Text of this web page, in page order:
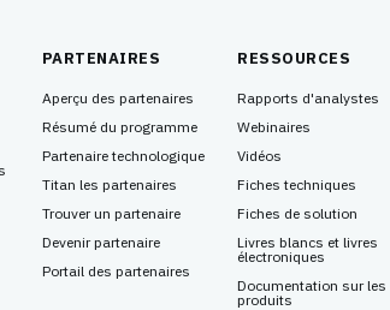
PARTENAIRES
Aperçu des partenaires
Résumé du programme
Partenaire technologique
Titan les partenaires
Trouver un partenaire
Devenir partenaire
Portail des partenaires
RESSOURCES
Rapports d'analystes
Webinaires
Vidéos
Fiches techniques
Fiches de solution
Livres blancs et livres
électroniques
Documentation sur les
produits